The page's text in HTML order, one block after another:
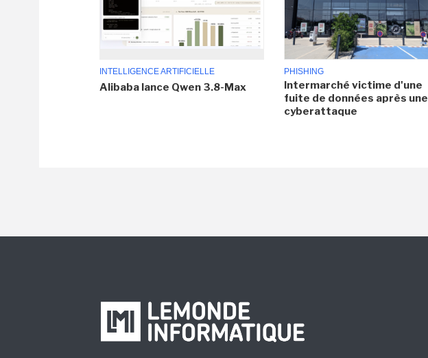
INTELLIGENCE ARTIFICIELLE
Alibaba lance Qwen 3.8-Max
PHISHING
Intermarché victime d'une
fuite de données après une
cyberattaque